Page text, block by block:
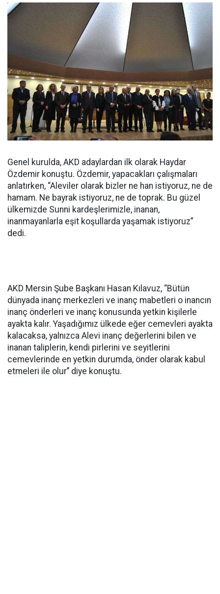
Genel kurulda, AKD adaylardan ilk olarak Haydar
Özdemir konuştu. Özdemir, yapacakları çalışmaları
anlatırken, “Aleviler olarak bizler ne han istiyoruz, ne de
hamam. Ne bayrak istiyoruz, ne de toprak. Bu güzel
ülkemizde Sunni kardeşlerimizle, inanan,
inanmayanlarla eşit koşullarda yaşamak istiyoruz”
dedi.
AKD Mersin Şube Başkanı Hasan Kılavuz, “Bütün
dünyada inanç merkezleri ve inanç mabetleri o inancın
inanç önderleri ve inanç konusunda yetkin kişilerle
ayakta kalır. Yaşadığımız ülkede eğer cemevleri ayakta
kalacaksa, yalnızca Alevi inanç değerlerini bilen ve
inanan taliplerin, kendi pirlerini ve seyitlerini
cemevlerinde en yetkin durumda, önder olarak kabul
etmeleri ile olur’’ diye konuştu.